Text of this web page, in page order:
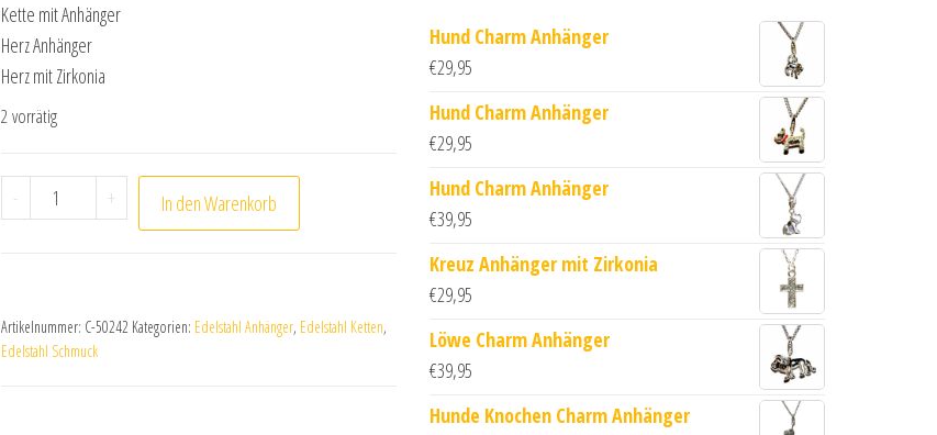
Kette mit Anhänger
Herz Anhänger
Herz mit Zirkonia
2 vorrätig
- Herz Collier aus Edelstahl mit Zirkonia Menge
+ In den Warenkorb
Artikelnummer: C-50242 Kategorien: Edelstahl Anhänger, Edelstahl Ketten,
Edelstahl Schmuck
Hund Charm Anhänger
€29,95
Hund Charm Anhänger
€29,95
Hund Charm Anhänger
€39,95
Kreuz Anhänger mit Zirkonia
€29,95
Löwe Charm Anhänger
€39,95
Hunde Knochen Charm Anhänger